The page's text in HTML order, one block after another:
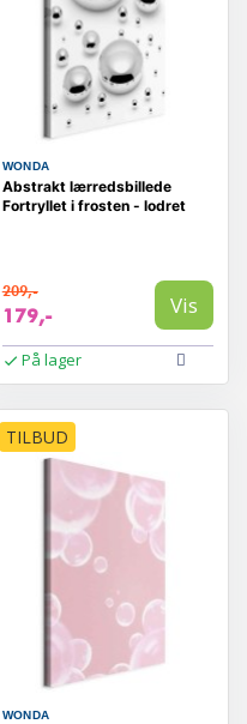
WONDA
Abstrakt lærredsbillede
Fortryllet i frosten - lodret
209,-
179,- Vis
På lager
TILBUD
WONDA